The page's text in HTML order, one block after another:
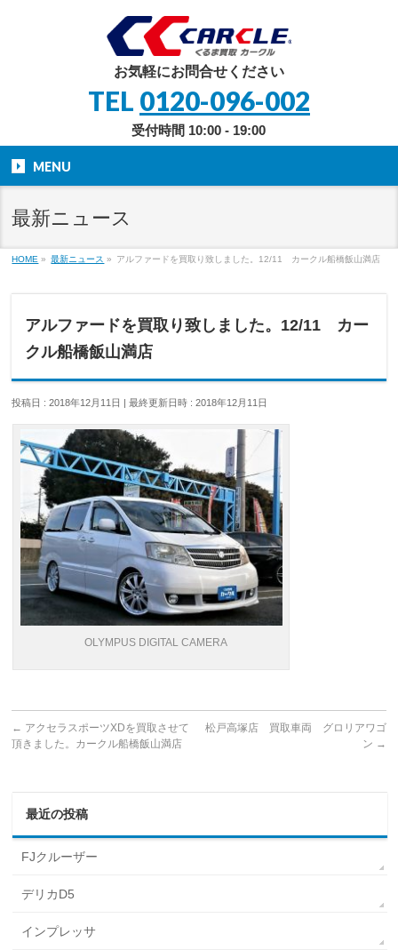
お気軽にお問合せください
TEL 0120-096-002
受付時間 10:00 - 19:00
MENU
最新ニュース
HOME » 最新ニュース » アルファードを買取り致しました。12/11 カークル船橋飯山満店
アルファードを買取り致しました。12/11 カー
クル船橋飯山満店
投稿日 : 2018年12月11日 最終更新日時 : 2018年12月11日
OLYMPUS DIGITAL CAMERA
← アクセラスポーツXDを買取させて
頂きました。カークル船橋飯山満店
松戸高塚店 買取車両 グロリアワゴ
ン →
最近の投稿
FJクルーザー
デリカD5
インプレッサ